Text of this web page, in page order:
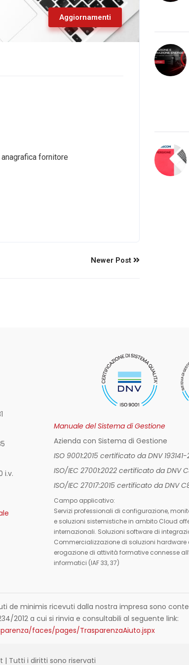
Aggiornamenti
fornitore
Newer Post
i.v.
Manuale del Sistema di Gestione
Azienda con Sistema di Gestione
ISO 9001:2015 certificato da DNV
ISO/IEC 27001:2022 certificato da DNV
ISO/IEC 27017:2015 certificato da DNV
Campo applicativo:
Servizi professionali di configurazione,
e soluzioni sistemistiche in ambito Cloud
internazionali. Soluzioni software di
Commercializzazione di soluzioni hardware
erogazione di attività formative connesse
informatici (IAF 33, 37)
de minimis ricevuti dalla nostra impresa sono
2012 a cui si rinvia e consultabili al seguente link:
faces/pages/TrasparenzaAiuto.jspx
| Tutti i diritti sono riservati